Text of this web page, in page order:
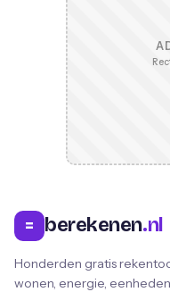
= berekenen.nl
Honderden gratis
wonen, energie,